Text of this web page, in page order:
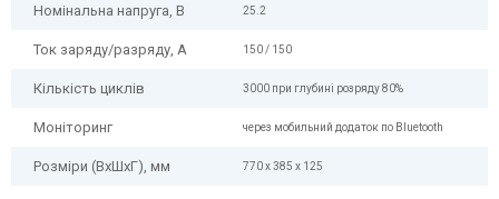
Номінальна напруга, В 25.2
Ток заряду/разряду, А 150 / 150
Кількість циклів 3000 при глубині розряду 80%
Моніторинг через мобильний додаток по Bluetooth
Розміри (ВхШхГ), мм 770 х 385 х 125